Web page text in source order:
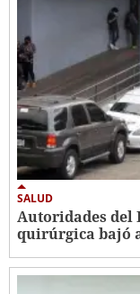
SALUD
Autoridades del
quirúrgica bajó